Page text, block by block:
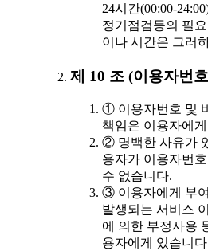
24시간(00:00-
정기점검등의 필
이나 시간은 그러
제 10 조 (이용자번
① 이용자번호 및
책임은 이용자에
② 명백한 사유가
용자가 이용자번
수 없습니다.
③ 이용자에게 부
발생되는 서비스
에 의한 부정사용
용자에게 있습니